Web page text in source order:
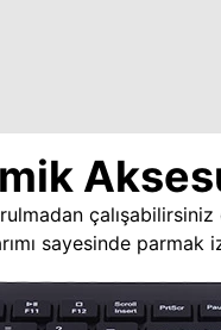
sayesinde parmak